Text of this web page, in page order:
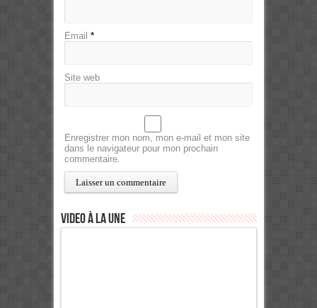
Email *
Site web
Enregistrer mon nom, mon e-mail et mon site
dans le navigateur pour mon prochain
commentaire.
Video à la Une